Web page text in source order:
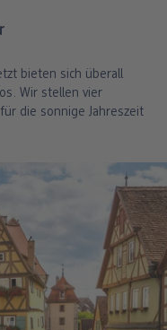
bieten sich überall
Wir stellen vier
die sonnige Jahreszeit